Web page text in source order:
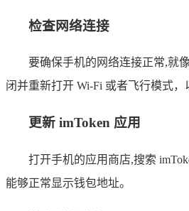
检查网络连接
要确保手机的网络连接正常,就
闭并重新打开 Wi-Fi 或者飞行模式
更新 imToken 应用
打开手机的应用商店,搜索
能够正常显示钱包地址。